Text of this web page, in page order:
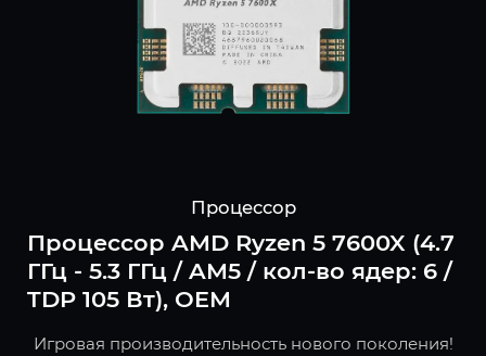
Процессор
Процессор AMD Ryzen 5 7600X (4.7
ГГц - 5.3 ГГц / AM5 / кол-во ядер: 6 /
TDP 105 Вт), OEM
Игровая производительность нового поколения!